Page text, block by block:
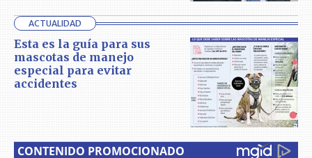
ACTUALIDAD
Esta es la guía para sus
mascotas de manejo
especial para evitar
accidentes